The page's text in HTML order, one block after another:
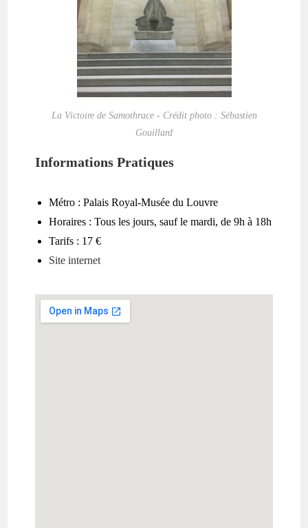
La Victoire de Samothrace - Crédit photo : Sébastien
Gouillard
Informations Pratiques
Métro : Palais Royal-Musée du Louvre
Horaires : Tous les jours, sauf le mardi, de 9h à 18h
Tarifs : 17 €
Site internet